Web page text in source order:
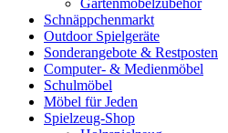
Gartenmöbelzubehör
Schnäppchenmarkt
Outdoor Spielgeräte
Sonderangebote & Restposten
Computer- & Medienmöbel
Schulmöbel
Möbel für Jeden
Spielzeug-Shop